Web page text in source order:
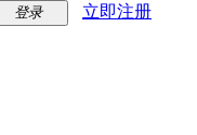
登录
立即注册